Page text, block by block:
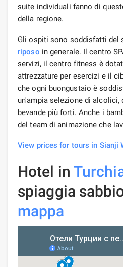
suite individuali fanno di
della regione.
Gli ospiti sono soddisfatti del
riposo in generale. Il centro
servizi, il centro fitness è
attrezzature per esercizi e il
che ogni buongustaio è
un'ampia selezione di alcolici,
bevande più forti. Anche i
del team di animazione che
View prices for tours in Sianji
Hotel in
spiaggia
mappa